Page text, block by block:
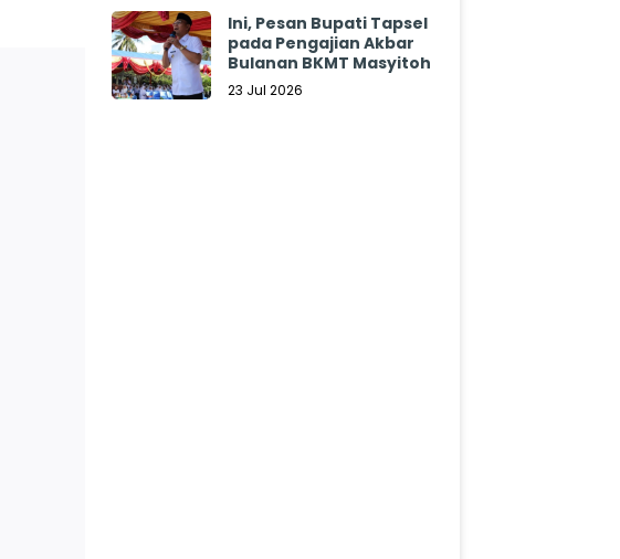
Ini, Pesan Bupati Tapsel
pada Pengajian Akbar
Bulanan BKMT Masyitoh
23 Jul 2026